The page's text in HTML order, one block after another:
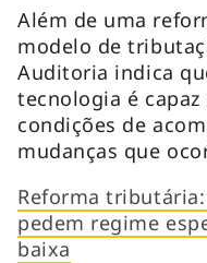
Além de uma
modelo de
Auditoria indica
tecnologia é capaz
condições de
mudanças que
Reforma
pedem regime
baixa